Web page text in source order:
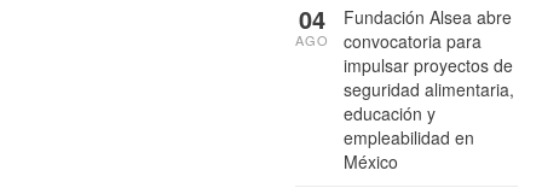
Fundación Alsea abre
convocatoria para
impulsar proyectos de
seguridad alimentaria,
educación y
empleabilidad en
México
04
AGO